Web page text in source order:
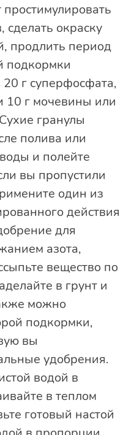
сделать окраску
продлить период
подкормки
20 г суперфосфата,
10 г мочевины или
гранулы
полива или
и полейте
вы пропустили
один из
действия
для
азота,
вещество по
в грунт и
можно
подкормки,
вы
удобрения.
водой в
в теплом
готовый настой